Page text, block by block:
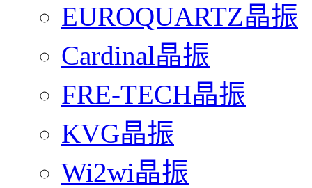
EUROQUARTZ晶振
Cardinal晶振
FRE-TECH晶振
KVG晶振
Wi2wi晶振